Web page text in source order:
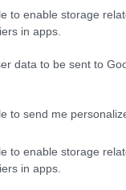
to enable storage
in apps.
data to be sent to
to send me
to enable storage
in apps.